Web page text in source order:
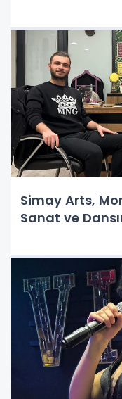
Simay Arts,
Sanat ve